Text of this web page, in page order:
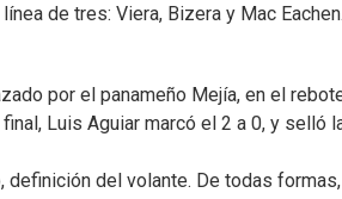
de tres: Viera, Bizera y Mac
por el panameño Mejía, en el
Luis Aguiar marcó el 2 a 0, y selló
del volante. De todas